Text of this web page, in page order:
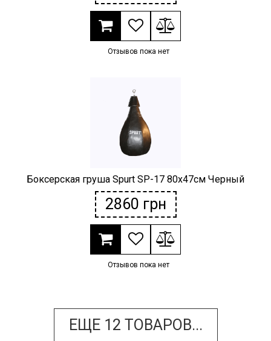
Отзывов пока нет
Боксерская груша Spurt SP-17 80х47см Черный
2860 грн
Отзывов пока нет
ЕЩЕ 12 ТОВАРОВ...